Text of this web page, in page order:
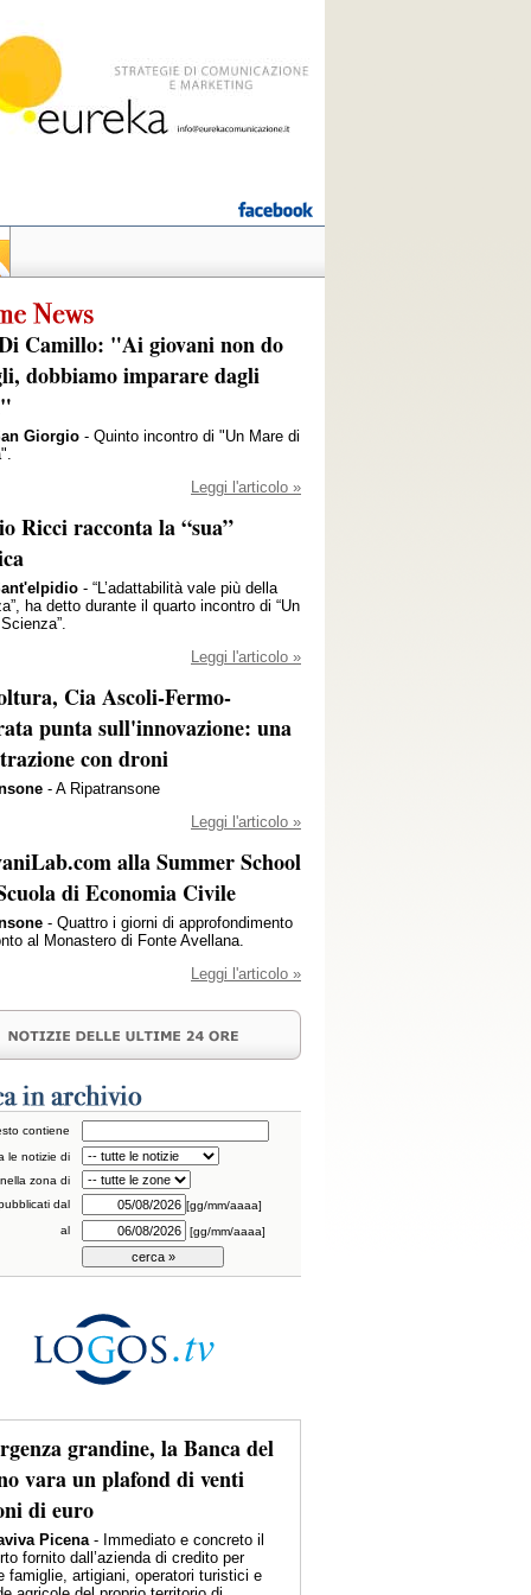
Camillo: "Ai giovani non do
dobbiamo imparare dagli
Giorgio - Quinto incontro di "Un Mare di
Leggi l'articolo »
Ricci racconta la “sua”
- “L’adattabilità vale più della
ha detto durante il quarto incontro di “Un
Leggi l'articolo »
Cia Ascoli-Fermo-
punta sull'innovazione: una
con droni
- A Ripatransone
Leggi l'articolo »
alla Summer School
di Economia Civile
- Quattro i giorni di approfondimento
al Monastero di Fonte Avellana.
Leggi l'articolo »
contiene
le notizie di
nella zona di
dal
[gg/mm/aaaa]
al
[gg/mm/aaaa]
grandine, la Banca del
vara un plafond di venti
di euro
Picena- Immediato e concreto il
fornito dall’azienda di credito per
famiglie, artigiani, operatori turistici e